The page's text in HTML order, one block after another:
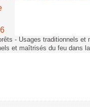
- Usages traditionnels et
et maîtrisés du feu dans